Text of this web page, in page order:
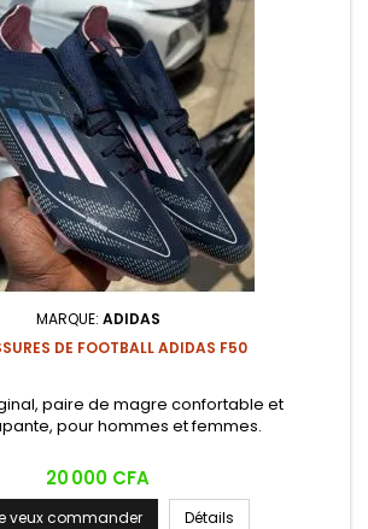
MARQUE: ADIDAS
DE FOOTBALL ADIDAS F50
paire de magre confortable et
pour hommes et femmes.
Prix
20 000 CFA
veux commander Détails